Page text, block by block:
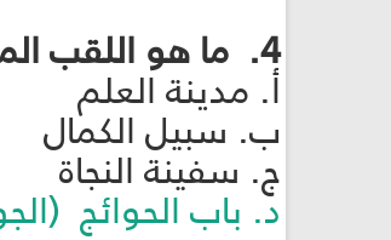
4. ما هو اللقب المشهور للإمام الكاظم عليه السلام؟
أ. مدينة العلم
ب. سبيل الكمال
ج. سفينة النجاة
د. باب الحوائج